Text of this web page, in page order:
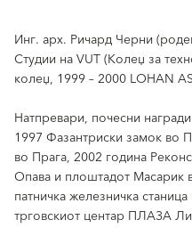
Инг. арх. Ричард Черни
Студии на VUT (Колеџ за
колеџ, 1999 – 2000 LOHAN
Натпревари, почесни
1997 Фазантриски замок во
во Прага, 2002 година
Опава и плоштадот Масарик
патничка железничка
трговскиот центар ПЛАЗА